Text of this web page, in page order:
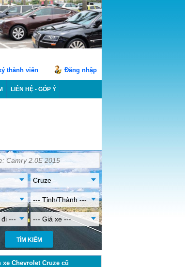
thành viên Đăng nhập
LIÊN HỆ - GÓP Ý
Cruze
--- Tỉnh/Thành ---
--- --- Giá xe ---
xe Chevrolet Cruze cũ